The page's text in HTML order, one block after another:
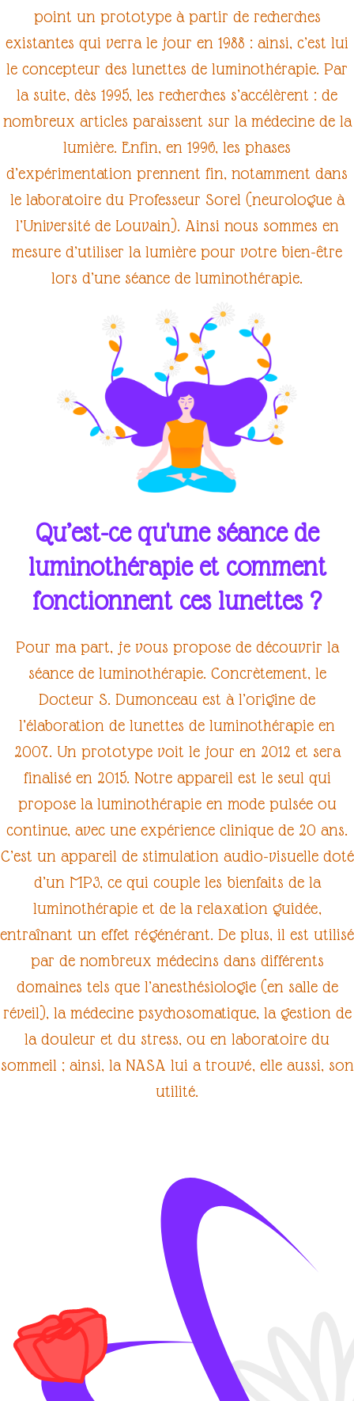
point un prototype à partir de recherches
existantes qui verra le jour en 1988 : ainsi, c’est lui
le concepteur des lunettes de luminothérapie. Par
la suite, dès 1995, les recherches s’accélèrent : de
nombreux articles paraissent sur la médecine de la
lumière. Enfin, en 1996, les phases
d’expérimentation prennent fin, notamment dans
le laboratoire du Professeur Sorel (neurologue à
l’Université de Louvain). Ainsi nous sommes en
mesure d’utiliser la lumière pour votre bien-être
lors d’une séance de luminothérapie.
Qu’est-ce qu'une séance de
luminothérapie et comment
fonctionnent ces lunettes ?
Pour ma part, je vous propose de découvrir la
séance de luminothérapie. Concrètement, le
Docteur S. Dumonceau est à l’origine de
l’élaboration de lunettes de luminothérapie en
2007. Un prototype voit le jour en 2012 et sera
finalisé en 2015. Notre appareil est le seul qui
propose la luminothérapieen mode pulsée ou
continue, avec une expérience clinique de 20 ans.
C’est un appareil de stimulation audio-visuelledoté
d’un MP3, ce qui couple les bienfaits de la
luminothérapieet de la relaxation guidée,
entraînant un effet régénérant. De plus, il est utilisé
par de nombreux médecins dans différents
domaines tels que l’anesthésiologie(en salle de
réveil), la médecine psychosomatique, la gestion de
la douleur et du stress, ou en laboratoire du
sommeil ; ainsi, la NASA lui a trouvé, elle aussi, son
utilité.